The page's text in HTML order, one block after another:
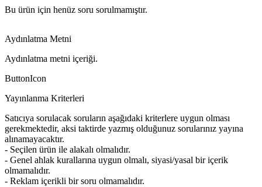
Bu ürün için henüz soru sorulmamıştır.
Aydınlatma Metni
Aydınlatma metni içeriği.
ButtonIcon
Yayınlanma Kriterleri
Satıcıya sorulacak soruların aşağıdaki kriterlere uygun olması
gerekmektedir, aksi taktirde yazmış olduğunuz sorularınız yayına
alınamayacaktır.
- Seçilen ürün ile alakalı olmalıdır.
- Genel ahlak kurallarına uygun olmalı, siyasi/yasal bir içerik
olmamalıdır.
- Reklam içerikli bir soru olmamalıdır.